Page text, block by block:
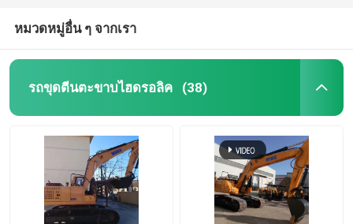
หมวดหมู่อื่น ๆ จากเรา
รถขุดตีนตะขาบไฮดรอลิค (38)